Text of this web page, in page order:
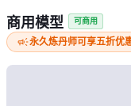
商用模型 可商用
campaign永久炼丹师可享五折优